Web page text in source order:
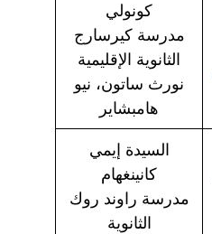
كونولي
مدرسة كيرسارج
الثانوية الإقليمية
نورث ساتون، نيو
هامبشاير
السيدة إيمي
كانينغهام
مدرسة راوند روك
الثانوية